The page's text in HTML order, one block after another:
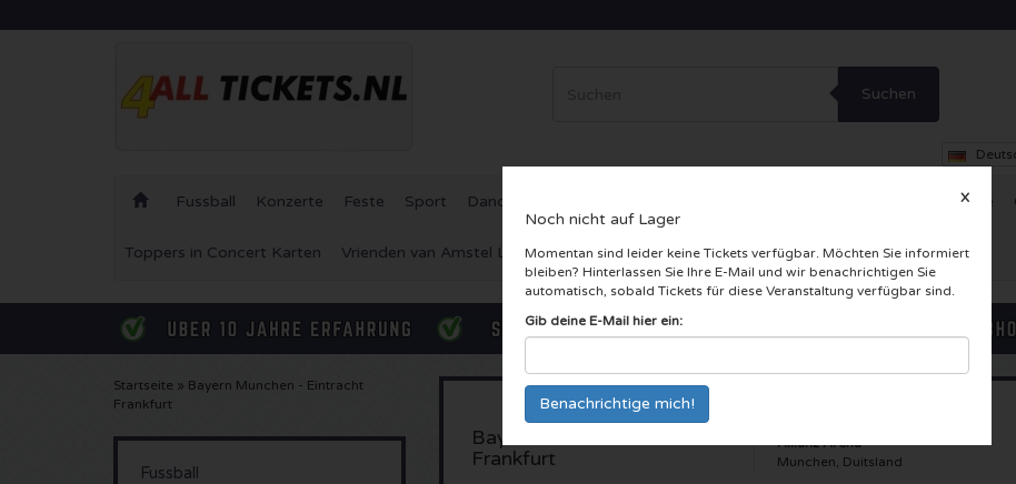
Suchen
Fussball Konzerte Feste Sport Dance Incentive-Reise
Toppers in Concert Karten Vrienden van Amstel LIVE Karten
Noch nicht auf Lager
X
Momentan sind leider keine Tickets verfügbar. Möchten Sie informiert
bleiben? Hinterlassen Sie Ihre E-Mail und wir benachrichtigen Sie
automatisch, sobald Tickets für diese Veranstaltung verfügbar sind.
Gib deine E-Mail hier ein:
Startseite » Bayern Munchen - Eintracht
Frankfurt
Fussball
Bayern Munchen - Eintracht
Frankfurt
Allianz Arena
Munchen, Duitsland